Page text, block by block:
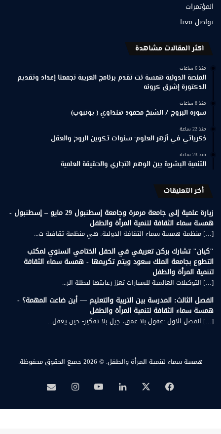
المؤتمرات
تواصل معنا
اكثر المقالات مشاهدة
منذ 6 ساعات
المنصة الدولية همسة نت تقدم برنامج العربية تجمعنا إعداد وتقديم
الدكتورة إشرق كرونه
منذ 8 ساعات
سورة البروج / الشيخ محمود هنداوي ( يوتيوب)
منذ 22 ساعة
ذكرياتي في أزهر العلوم: سنوات تكوين الروح والعقل
منذ 23 ساعة
التنمية البشرية بين الوهم التجاري والحقيقة العلمية
أخر التعليقات
زيارة علمية إلى جامعة مرمرة وجامعة إسطنبول 29 مايو – إسطنبول -
همسة سماء الثقافة لتنمية المرأة والطفل
[…] منظمة همسة سماء الثقافة الدولية: هي منظمة ثقافية ت...
"كيان" تشارك بركن تعريفي في الحفل الختامي السنوي لمكتب
التطوع بجامعة الملك سعود ويتم تكريمها - همسة سماء الثقافة
لتنمية المرأة والطفل
[…] التوكيلات العالمية للسيارات تعزز رعايتها لبطلة الر...
الفصل الثالث: المدرسة بين التربية والتعليم — أين ضاعت المهمة؟ -
همسة سماء الثقافة لتنمية المرأة والطفل
[…] الفصل الاول :عقول بلا عمق، جيل بلا تفكير- حين يغفل...
همسة سماء لتنمية المرأة والطفل. © 2026 جميع الحقوق محفوظة.
فيسبوك لينكدإن‫YouTubeانستقرامبريد
همسة